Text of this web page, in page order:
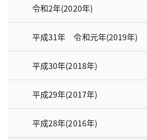
令和2年(2020年)
平成31年 令和元年(2019年)
平成30年(2018年)
平成29年(2017年)
平成28年(2016年)